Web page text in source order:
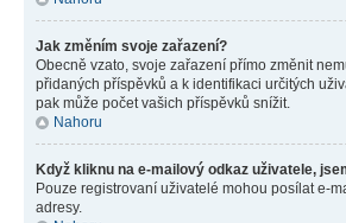
Jak změním svoje zařazení?
Obecně vzato, svoje zařazení přímo změnit
přidaných příspěvků a k identifikaci určitých
pak může počet vašich příspěvků snížit.
Nahoru
Když kliknu na e-mailový odkaz uživatele,
Pouze registrovaní uživatelé mohou posílat e-
adresy.